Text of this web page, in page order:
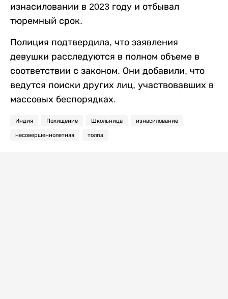
изнасиловании в 2023 году и отбывал
тюремный срок.
Полиция подтвердила, что заявления
девушки расследуются в полном объеме в
соответствии с законом. Они добавили, что
ведутся поиски других лиц, участвовавших в
массовых беспорядках.
Индия Похищение Школьница изнасилование
несовершеннолетняя толпа